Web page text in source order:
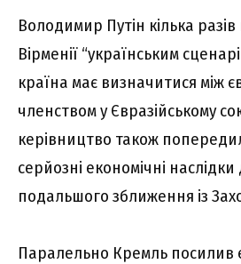
Володимир Путін кілька
Вірменії “українським
країна має визначитися між
членством у Євразійському
керівництво також
серйозні економічні наслідки
подальшого зближення із
Паралельно Кремль посилив